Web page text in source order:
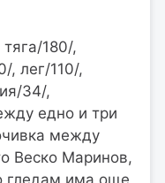
180/,
, лег/110/,
34/,
едно и три
между
Веско Маринов,
гледам има още